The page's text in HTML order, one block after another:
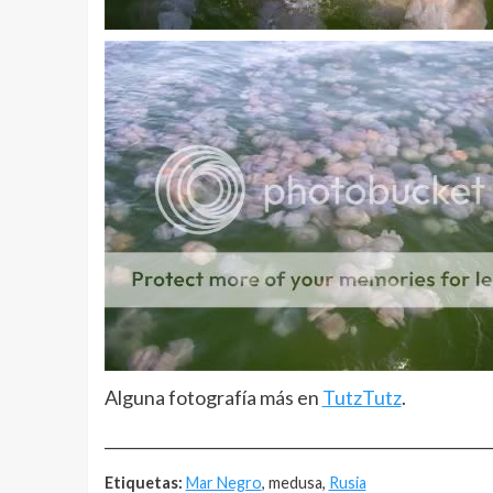
Alguna fotografía más en TutzTutz.
Etiquetas: Mar Negro, medusa, Rusia